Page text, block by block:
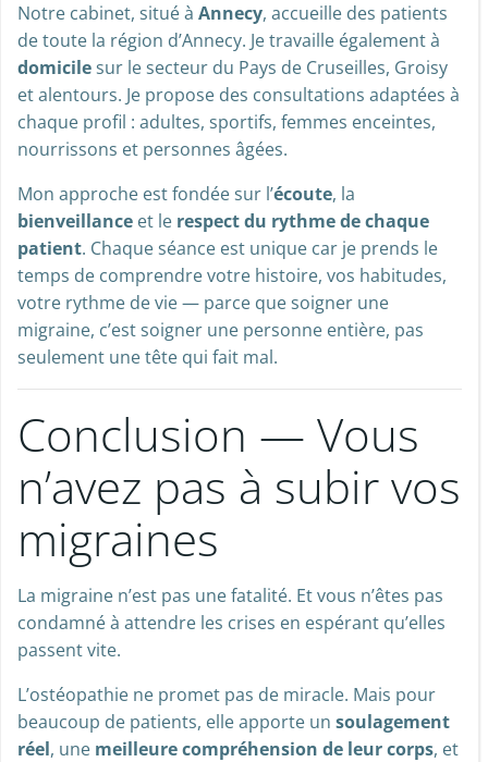
Notre cabinet, situé à Annecy, accueille des patients
de toute la région d’Annecy. Je travaille également à
domicilesur le secteur du Pays de Cruseilles, Groisy
et alentours. Je propose des consultations adaptées à
chaque profil : adultes, sportifs, femmes enceintes,
nourrissons et personnes âgées.
Mon approche est fondée sur l’écoute, la
bienveillance et le respect du rythme de chaque
patient. Chaque séance est unique car je prends le
temps de comprendre votre histoire, vos habitudes,
votre rythme de vie — parce que soigner une
migraine, c’est soigner une personne entière, pas
seulement une tête qui fait mal.
Conclusion — Vous
n’avez pas à subir vos
migraines
La migraine n’est pas une fatalité. Et vous n’êtes pas
condamné à attendre les crises en espérant qu’elles
passent vite.
L’ostéopathie ne promet pas de miracle. Mais pour
beaucoup de patients, elle apporte un soulagement
réel, une meilleure compréhension de leur corps, et